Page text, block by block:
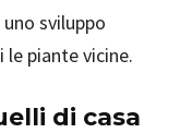
sviluppo
piante vicine.
di casa